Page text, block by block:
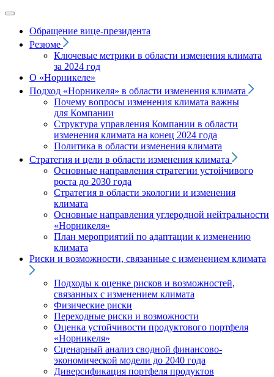
Обращение вице‑президента
Резюме
Ключевые метрики в области изменения климата
за 2024 год
О «Норникеле»
Подход «Норникеля» в области изменения климата
Почему вопросы изменения климата важны
для Компании
Структура управления Компании в области
изменения климата на конец 2024 года
Политика в области изменения климата
Стратегия и цели в области изменения климата
Основные направления стратегии устойчивого
роста до 2030 года
Стратегия в области экологии и изменения
климата
Основные направления углеродной нейтральности
«Норникеля»
План мероприятий по адаптации к изменению
климата
Риски и возможности, связанные с изменением климата
Подходы к оценке рисков и возможностей,
связанных с изменением климата
Физические риски
Переходные риски и возможности
Оценка устойчивости продуктового портфеля
«Норникеля»
Сценарный анализ сводной финансово-
экономической модели до 2040 года
Диверсификация портфеля продуктов